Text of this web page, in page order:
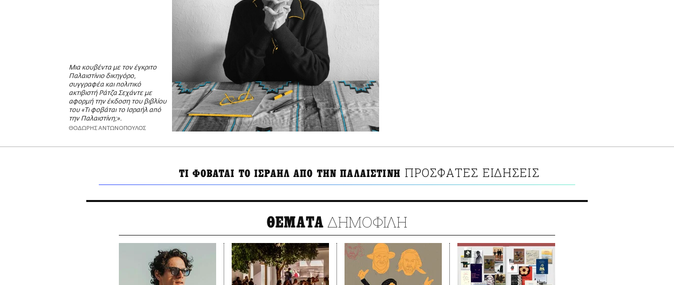
Μια κουβέντα με τον έγκριτο
Παλαιστίνιο δικηγόρο,
συγγραφέα και πολιτικό
ακτιβιστή Ράτζα Σεχάντε με
αφορμή την έκδοση του βιβλίου
του «Τι φοβάται το Ισραήλ από
την Παλαιστίνη;».
ΘΟΔΩΡΗΣ ΑΝΤΩΝΟΠΟΥΛΟΣ
ΤΙ ΦΟΒΑΤΑΙ ΤΟ ΙΣΡΑΗΛ ΑΠΟ ΤΗΝ ΠΑΛΑΙΣΤΙΝΗ ΠΡΟΣΦΑΤΕΣ ΕΙΔΗΣΕΙΣ
ΘΕΜΑΤΑ ΔΗΜΟΦΙΛΗ